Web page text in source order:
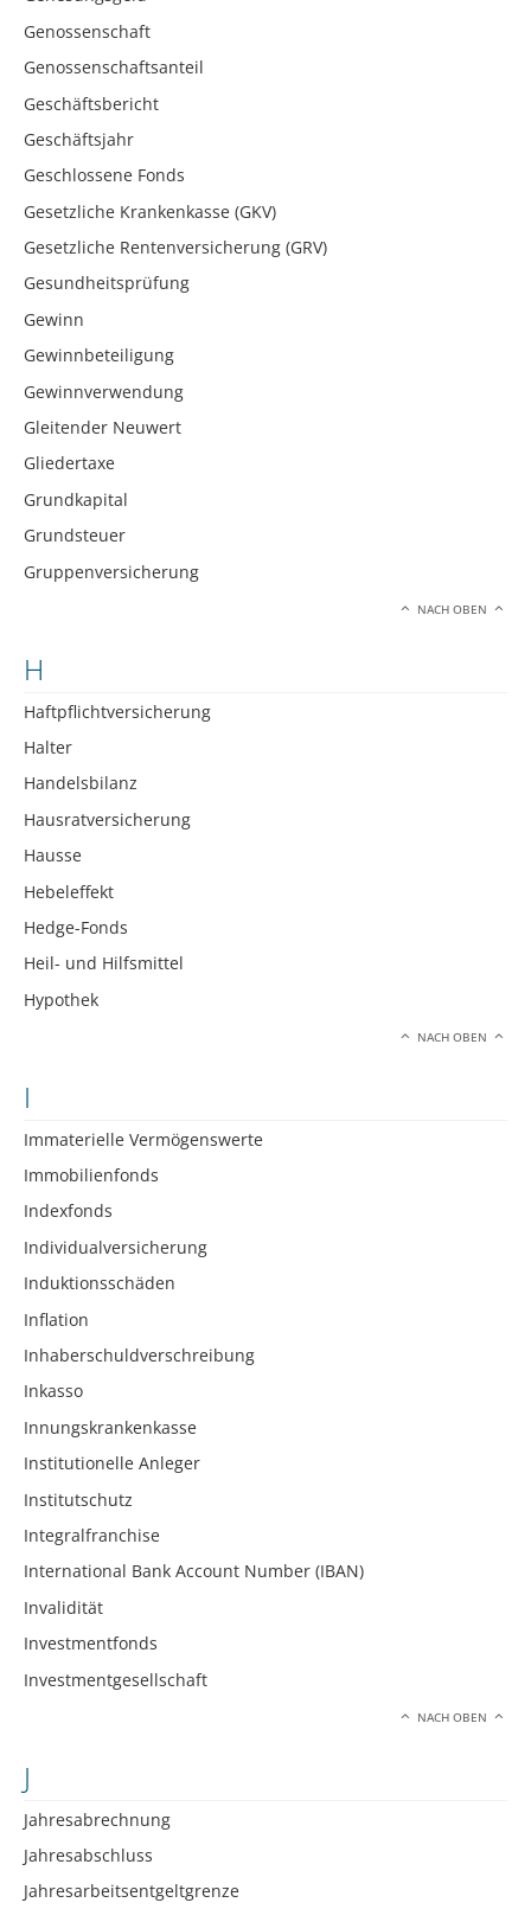
Genossenschaft
Genossenschaftsanteil
Geschäftsbericht
Geschäftsjahr
Geschlossene Fonds
Gesetzliche Krankenkasse (GKV)
Gesetzliche Rentenversicherung (GRV)
Gesundheitsprüfung
Gewinn
Gewinnbeteiligung
Gewinnverwendung
Gleitender Neuwert
Gliedertaxe
Grundkapital
Grundsteuer
Gruppenversicherung
NACH OBEN
H
Haftpflichtversicherung
Halter
Handelsbilanz
Hausratversicherung
Hausse
Hebeleffekt
Hedge-Fonds
Heil- und Hilfsmittel
Hypothek
NACH OBEN
I
Immaterielle Vermögenswerte
Immobilienfonds
Indexfonds
Individualversicherung
Induktionsschäden
Inflation
Inhaberschuldverschreibung
Inkasso
Innungskrankenkasse
Institutionelle Anleger
Institutschutz
Integralfranchise
International Bank Account Number (IBAN)
Invalidität
Investmentfonds
Investmentgesellschaft
NACH OBEN
J
Jahresabrechnung
Jahresabschluss
Jahresarbeitsentgeltgrenze